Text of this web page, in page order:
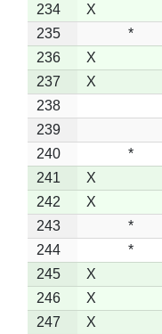
234 X
235
*
236
X
237
X
238
239
240
*
241
X
242
X
243
*
244
*
245
X
246
X
247
X